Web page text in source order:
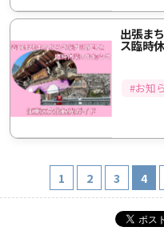
出張ま
ス臨時
#お知
1 2 3 4